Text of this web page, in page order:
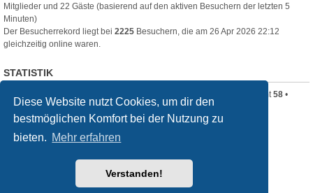
Diese Website nutzt Cookies, um dir den
bestmöglichen Komfort bei der Nutzung zu
bieten. Mehr erfahren
Verstanden!
Mitglieder und 22 Gäste (basierend auf den aktiven Besuchern der letzten 5
Minuten)
Der Besucherrekord liegt bei 2225 Besuchern, die am 26 Apr 2026 22:12
gleichzeitig online waren.
STATISTIK
• Mitglieder insgesamt58 •
Unser neuestes Mitglied:Clara_B
Startseite Foren-Übersicht
® Forum Software © phpBB Limited
phpBB.de
created by INVENTEA & v12mike